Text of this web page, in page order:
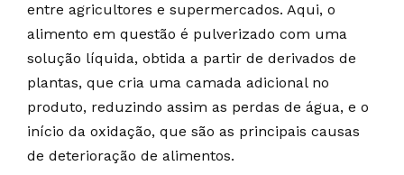
entre agricultores e supermercados. Aqui, o
alimento em questão é pulverizado com uma
solução líquida, obtida a partir de derivados de
plantas, que cria uma camada adicional no
produto, reduzindo assim as perdas de água, e o
início da oxidação, que são as principais causas
de deterioração de alimentos.